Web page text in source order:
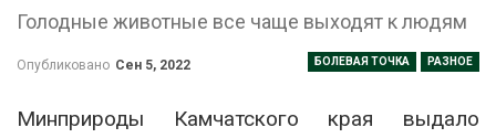
Голодные животные все чаще выходят к людям
БОЛЕВАЯ ТОЧКА РАЗНОЕ
Опубликовано Сен 5, 2022
Минприроды Камчатского края выдало